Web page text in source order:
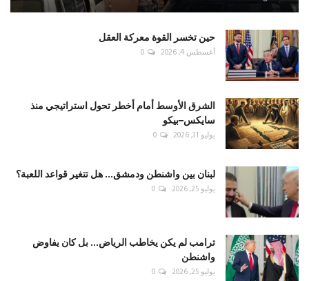
حين تخسر القوة معركة العقل
أغسطس 4, 2026 0
الشرق الأوسط أمام أخطر تحول استراتيجي منذ
سايكس–بيكو
يوليو 31, 2026 0
لبنان بين واشنطن ودمشق... هل تتغير قواعد اللعبة؟
يوليو 25, 2026 0
ترامب لم يكن يخاطب الرياض... بل كان يفاوض
واشنطن
يوليو 25, 2026 0